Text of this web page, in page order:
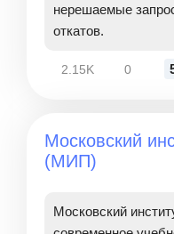
нерешаемые
откатов.
2.15K 0
Московский
(МИП)
Московский